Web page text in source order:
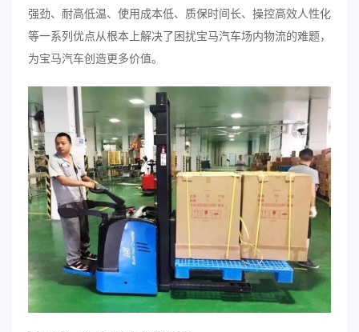
强劲、耐高低温、使用成本低、质保时间长、操控高效人性化
等一系列优点从根本上解决了困扰宝马汽车场内物流的难题，
为宝马汽车创造更多价值。